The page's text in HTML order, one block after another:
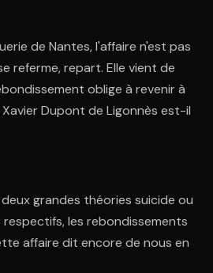
de Nantes, l'affaire n'est pas
referme, repart. Elle vient de
oblige à revenir à
Dupont de Ligonnès est-il
grandes théories suicide ou
les rebondissements
affaire dit encore de nous en